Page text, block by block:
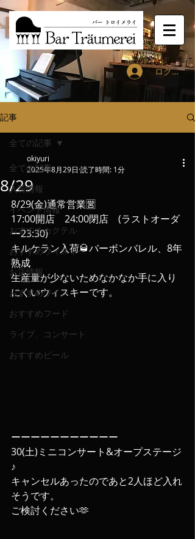
ログイン
記事
全ての記事
入荷情報
イベント情報
おすすめカクテル
おすすめウィスキー
お店情報
おすすめワイン
おすすめフード
ライブ、コンサート
おすすめビール
全ての記事
8/29
okiyuri
2025年8月29日 読了時間: 1分
8/29(金)通常営業🈺
17:00開店　24:00閉店　(ラストオーダ
ー23:30)
キルケラン入荷🥃バーボンバレル、8年
熟成
生産量が少ないためなかなか手に入り
にくいウィスキーです。
ーーーーーーーーーーー
30(土)ミニコンサート&オープステージ
♪
キャンセルあったのであと2人ほど入れ
そうです。
ご検討ください🫶